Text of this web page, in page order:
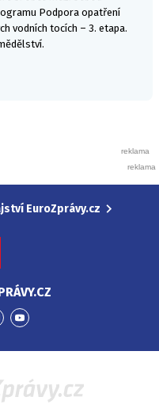
Podpora opatření
vodních tocích – 3. etapa.
EuroZprávy.cz
Přejít
YouTube